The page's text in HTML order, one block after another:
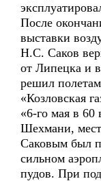
После
выставки
Н.С. Саков
от Липецка и
решил
«Козловская
«6-го мая в 60
Шехмани,
Саковым был
сильном
пудов. При